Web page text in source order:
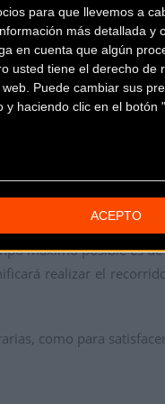
para que llevemos a
más detallada y
en cuenta que algún
usted tiene el derecho de
Puede cambiar sus
haciendo clic en el botón
ACEPTO
punto de
en este espacio de
desee realizar, según
14.00 h. Teniendo
máximo posible es
realizar el
como para